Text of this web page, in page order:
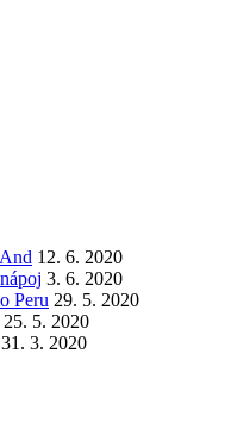
12. 6. 2020
3. 6. 2020
Peru 29. 5. 2020
25. 5. 2020
31. 3. 2020